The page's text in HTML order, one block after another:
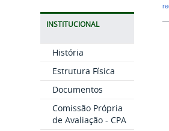
INSTITUCIONAL
História
Estrutura Física
Documentos
Comissão Própria
de Avaliação - CPA